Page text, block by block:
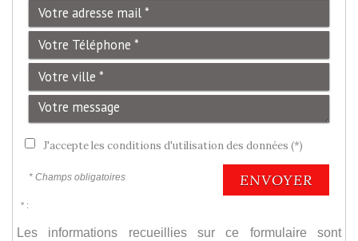
J'accepte les conditions d'utilisation des données (*)
* Champs obligatoires ENVOYER
* :
Les informations recueillies sur ce formulaire sont